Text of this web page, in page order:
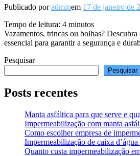
Publicado poradminem 17 de janeiro de
Tempo de leitura: 4 minutos
Vazamentos, trincas ou bolhas?
essencial para garantir a segurança e
Pesquisar
Pesquisar
Posts recentes
Manta asfáltica para que serve e
Impermeabilização com manta
Como escolher empresa de
Impermeabilização de caixa
Quanto custa impermeabilização